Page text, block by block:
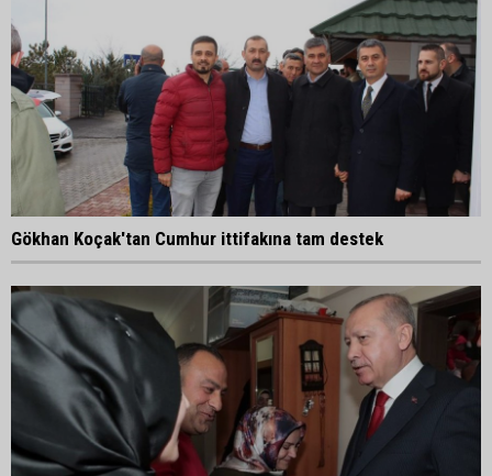
Gökhan Koçak'tan Cumhur ittifakına tam destek